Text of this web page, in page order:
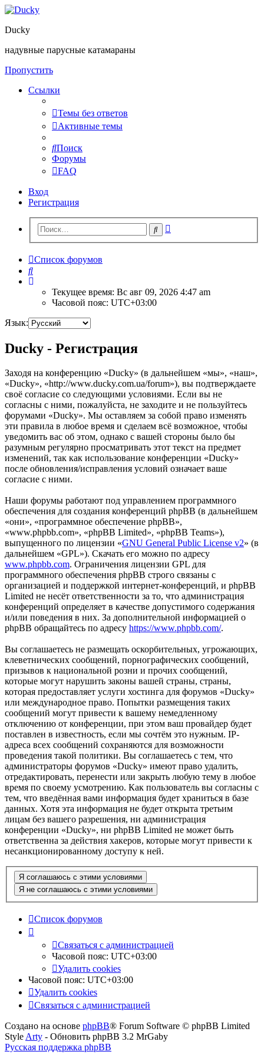
Ducky
надувные парусные катамараны
Пропустить
Ссылки
Темы без ответов
Активные темы
Поиск
Форумы
FAQ
Вход
Регистрация
Поиск
Список форумов
Поиск
Текущее время: Вс авг 09, 2026 4:47 am
Часовой пояс: UTC+03:00
Язык:
Ducky - Регистрация
Заходя на конференцию «Ducky» (в дальнейшем «мы», «наш»,
«Ducky», «http://www.ducky.com.ua/forum»), вы подтверждаете
своё согласие со следующими условиями. Если вы не
согласны с ними, пожалуйста, не заходите и не пользуйтесь
форумами «Ducky». Мы оставляем за собой право изменять
эти правила в любое время и сделаем всё возможное, чтобы
уведомить вас об этом, однако с вашей стороны было бы
разумным регулярно просматривать этот текст на предмет
изменений, так как использование конференции «Ducky»
после обновления/исправления условий означает ваше
согласие с ними.
Наши форумы работают под управлением программного
обеспечения для создания конференций phpBB (в дальнейшем
«они», «программное обеспечение phpBB»,
«www.phpbb.com», «phpBB Limited», «phpBB Teams»),
выпущенного по лицензии «GNU General Public License v2» (в
дальнейшем «GPL»). Скачать его можно по адресу
www.phpbb.com. Ограничения лицензии GPL для
программного обеспечения phpBB строго связаны с
организацией и поддержкой интернет-конференций, и phpBB
Limited не несёт ответственности за то, что администрация
конференций определяет в качестве допустимого содержания
и/или поведения в них. За дополнительной информацией о
phpBB обращайтесь по адресу https://www.phpbb.com/.
Вы соглашаетесь не размещать оскорбительных, угрожающих,
клеветнических сообщений, порнографических сообщений,
призывов к национальной розни и прочих сообщений,
которые могут нарушить законы вашей страны, страны,
которая предоставляет услуги хостинга для форумов «Ducky»
или международное право. Попытки размещения таких
сообщений могут привести к вашему немедленному
отключению от конференции, при этом ваш провайдер будет
поставлен в известность, если мы сочтём это нужным. IP-
адреса всех сообщений сохраняются для возможности
проведения такой политики. Вы соглашаетесь с тем, что
администраторы форумов «Ducky» имеют право удалить,
отредактировать, перенести или закрыть любую тему в любое
время по своему усмотрению. Как пользователь вы согласны с
тем, что введённая вами информация будет храниться в базе
данных. Хотя эта информация не будет открыта третьим
лицам без вашего разрешения, ни администрация
конференции «Ducky», ни phpBB Limited не может быть
ответственна за действия хакеров, которые могут привести к
несанкционированному доступу к ней.
Список форумов
Связаться с администрацией
Часовой пояс: UTC+03:00
Удалить cookies
Часовой пояс: UTC+03:00
Удалить cookies
Связаться с администрацией
Создано на основе phpBB® Forum Software © phpBB Limited
Style Arty - Обновить phpBB 3.2 MrGaby
Русская поддержка phpBB